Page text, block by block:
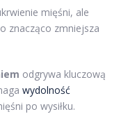
mięśni, ale
znacząco zmniejsza
odgrywa kluczową
wydolność
po wysiłku.